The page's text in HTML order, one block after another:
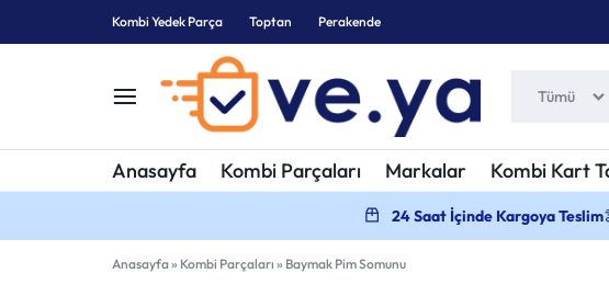
Kombi Yedek Parça Toptan Perakende
KOMBI
PARÇA
KOMBI
Tümü
Anasayfa Kombi Parçaları Markalar Kombi Kart
24 Saat İçinde Kargoya Teslim
Anasayfa» Kombi Parçaları » Baymak Pim Somunu